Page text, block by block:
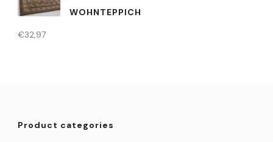
WOHNTEPPICH
€32,97
Product categories